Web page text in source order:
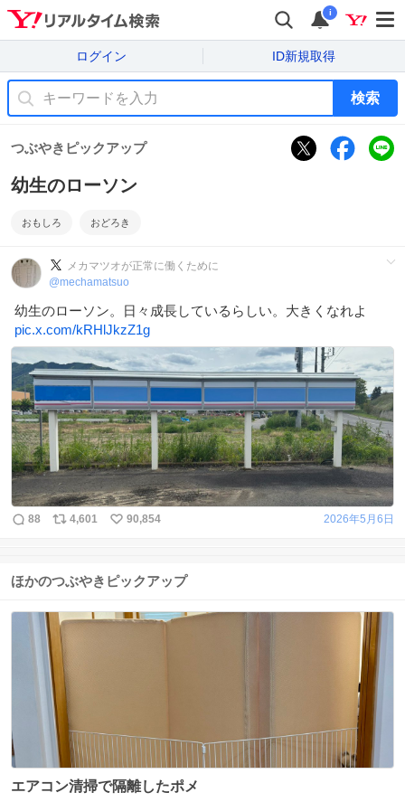
i
ログイン ID新規取得
検索
つぶやきピックアップ
幼生のローソン
おもしろ おどろき
メカマツオが正常に働くために
@mechamatsuo
幼生のローソン。日々成長しているらしい。大きくなれよ
pic.x.com/kRHlJkzZ1g
88 4,601 90,854 2026年5月6日
ほかのつぶやきピックアップ
エアコン清掃で隔離したポメ